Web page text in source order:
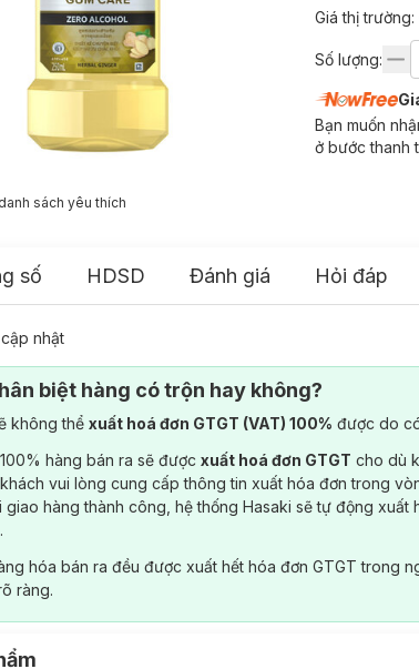
sách yêu thích
Giá thị trường:
Số lượng:
Bạn muốn
ở bước thanh
số HDSD Đánh giá Hỏi đáp
nhật
biệt hàng có trộn hay không?
không thể xuất hoá đơn GTGT (VAT) 100% được do
hàng bán ra sẽ được xuất hoá đơn GTGT cho dù
vui lòng cung cấp thông tin xuất hóa đơn trong
giao hàng thành công, hệ thống Hasaki sẽ tự động
hóa bán ra đều được xuất hết hóa đơn GTGT trong
ràng.